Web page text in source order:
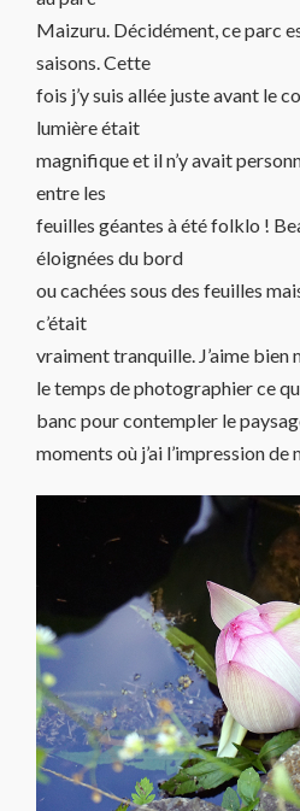
Maizuru. Décidément, ce parc
saisons. Cette
fois j’y suis allée juste avant le
lumière était
magnifique et il n’y avait
entre les
feuilles géantes à été folklo !
éloignées du bord
ou cachées sous des feuilles
c’était
vraiment tranquille. J’aime bien
le temps de photographier ce
banc pour contempler le
moments où j’ai l’impression de